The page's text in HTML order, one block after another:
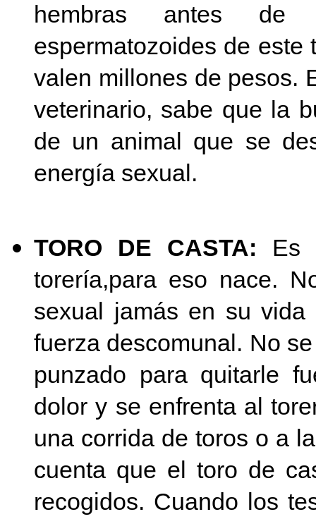
hembras antes de
espermatozoides de
valen millones de pesos.
veterinario, sabe que la
de un animal que se
energía sexual.
TORO DE CASTA: Es
torería,para eso nace.
sexual jamás en su vida
fuerza descomunal. No
punzado para quitarle
dolor y se enfrenta al
una corrida de toros o a
cuenta que el toro de
recogidos. Cuando los